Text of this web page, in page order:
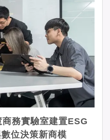
務實驗室建置ESG
位決策新商模